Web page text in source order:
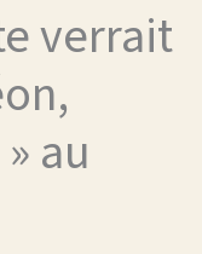
verrait
au